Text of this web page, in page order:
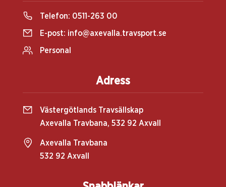
Telefon: 0511-263 00
E-post: info@axevalla.travsport.se
Personal
Adress
Västergötlands Travsällskap
Axevalla Travbana, 532 92 Axvall
Axevalla Travbana
532 92 Axvall